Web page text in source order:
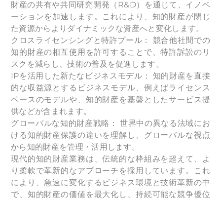
財産の共有や共同研究開発（R&D）を通じて、イノベ
ーションを加速します。これにより、知的財産が閉じ
た資源からよりダイナミックな資産へと変化します。
クロスライセンシングと特許プール： 競合他社間での
知的財産の相互使用を許可することで、特許訴訟のリ
スクを減らし、技術の普及を促進します。
IPを活用した新たなビジネスモデル： 知的財産を直接
的な収益源とするビジネスモデル、例えばライセンス
ベースのモデルや、知的財産を基盤としたサービス提
供などが含まれます。
グローバルな知的財産戦略： 世界中の異なる法域にお
ける知的財産保護の違いを理解し、グローバルな視点
から知的財産を管理・活用します。
現代的知的財産業務は、伝統的な枠組みを超えて、よ
り柔軟で革新的なアプローチを採用しています。これ
により、急速に変化するビジネス環境と技術革新の中
で、知的財産の価値を最大化し、持続可能な競争優位